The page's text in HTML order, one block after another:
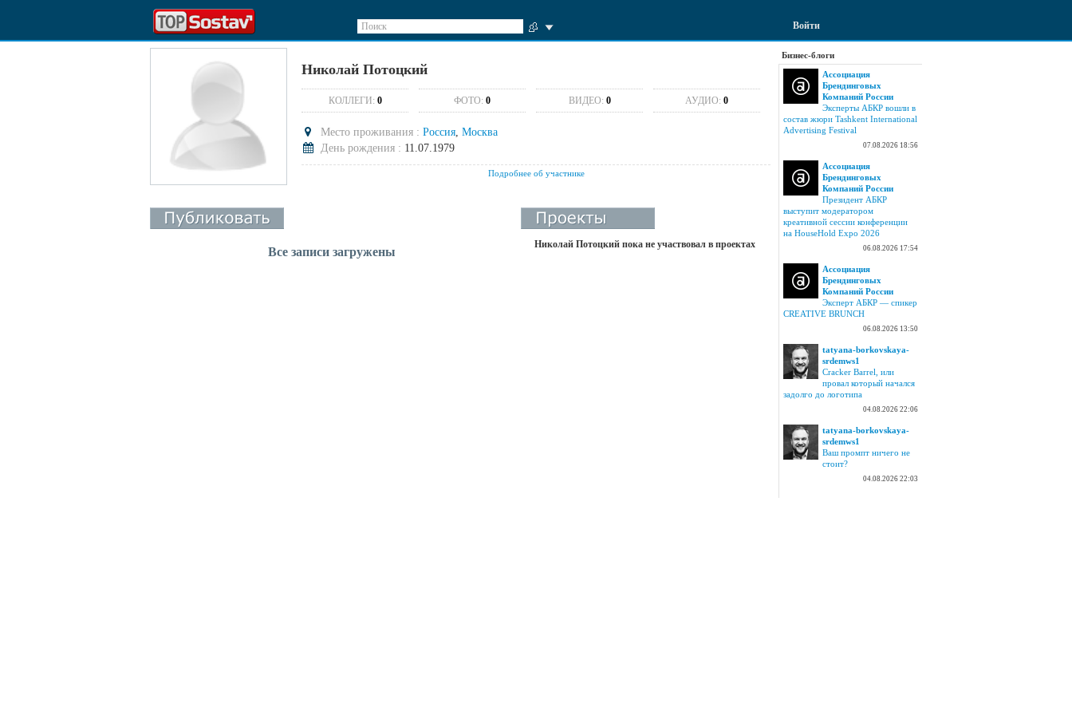
Поиск Войти
Николай Потоцкий
КОЛЛЕГИ: 0 ФОТО: 0 ВИДЕО: 0 АУДИО: 0
Место проживания : Россия, Москва
День рождения : 11.07.1979
Подробнее об участнике
Все записи загружены
Николай Потоцкий пока не участвовал в проектах
Бизнес-блоги
Ассоциация
Брендинговых
Компаний России
Эксперты АБКР вошли в
состав жюри Tashkent International
Advertising Festival
07.08.2026 18:56
Ассоциация
Брендинговых
Компаний России
Президент АБКР
выступит модератором
креативной сессии конференции
на HouseHold Expo 2026
06.08.2026 17:54
Ассоциация
Брендинговых
Компаний России
Эксперт АБКР — спикер
CREATIVE BRUNCH
06.08.2026 13:50
tatyana-borkovskaya-
srdemws1
Cracker Barrel, или
провал который начался
задолго до логотипа
04.08.2026 22:06
tatyana-borkovskaya-
srdemws1
Ваш промпт ничего не
стоит?
04.08.2026 22:03